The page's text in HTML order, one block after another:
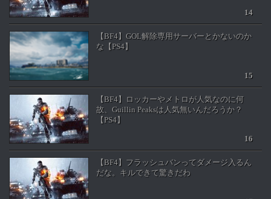
【BF4】GOL解除専用サーバーとかないのか
な【PS4】
【BF4】ロッカーやメトロが人気なのに何
故、Guillin Peaksは人気無いんだろうか？
【PS4】
【BF4】フラッシュバンってダメージ入るん
だな。キルできて驚きだわ